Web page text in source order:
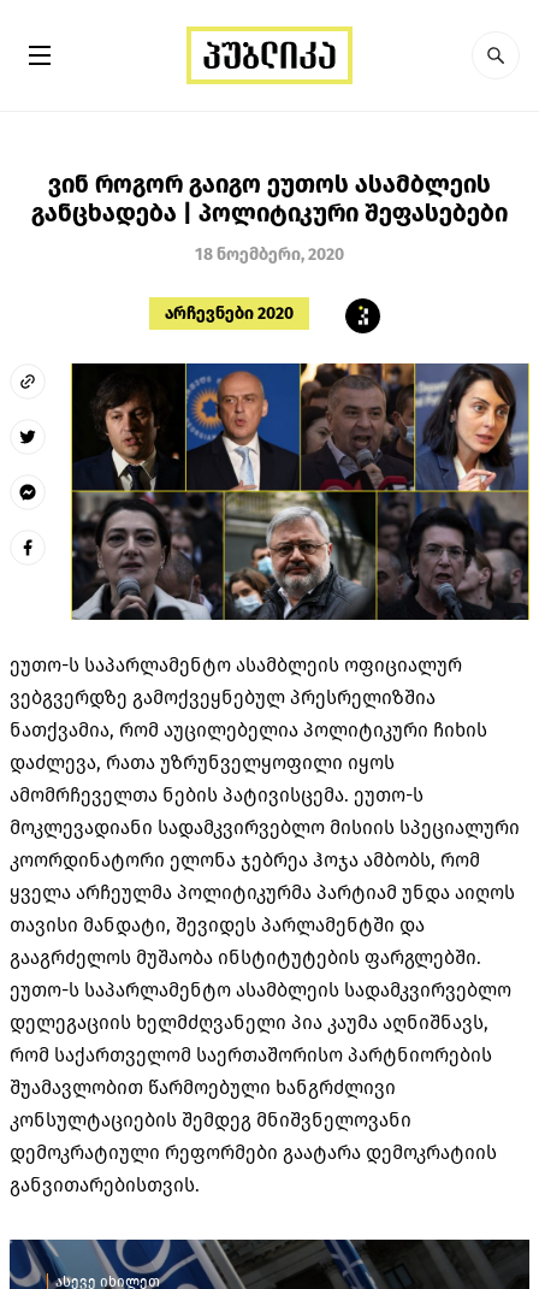
ვინ როგორ გაიგო ეუთოს ასამბლეის
განცხადება | პოლიტიკური შეფასებები
18 ნოემბერი, 2020
არჩევნები 2020
ეუთო-ს საპარლამენტო ასამბლეის ოფიციალურ
ვებგვერდზე გამოქვეყნებულ პრესრელიზშია
ნათქვამია, რომ აუცილებელია პოლიტიკური ჩიხის
დაძლევა, რათა უზრუნველყოფილი იყოს
ამომრჩეველთა ნების პატივისცემა. ეუთო-ს
მოკლევადიანი სადამკვირვებლო მისიის სპეციალური
კოორდინატორი ელონა ჯებრეა ჰოჯა ამბობს, რომ
ყველა არჩეულმა პოლიტიკურმა პარტიამ უნდა აიღოს
თავისი მანდატი, შევიდეს პარლამენტში და
გააგრძელოს მუშაობა ინსტიტუტების ფარგლებში.
ეუთო-ს საპარლამენტო ასამბლეის სადამკვირვებლო
დელეგაციის ხელმძღვანელი პია კაუმა აღნიშნავს,
რომ საქართველომ საერთაშორისო პარტნიორების
შუამავლობით წარმოებული ხანგრძლივი
კონსულტაციების შემდეგ მნიშვნელოვანი
დემოკრატიული რეფორმები გაატარა დემოკრატიის
განვითარებისთვის.
ასევე იხილეთ